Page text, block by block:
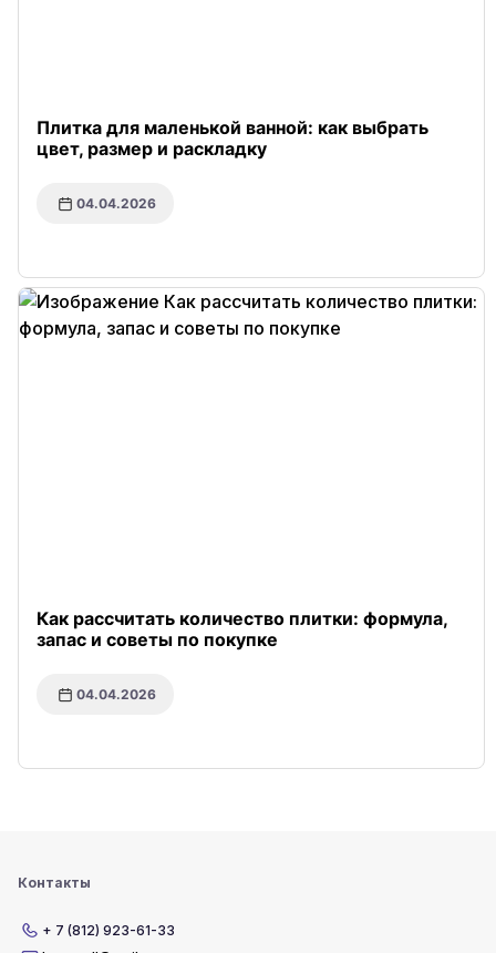
Плитка для маленькой ванной: как выбрать
цвет, размер и раскладку
04.04.2026
Как рассчитать количество плитки: формула,
запас и советы по покупке
04.04.2026
Контакты
+ 7 (812) 923-61-33